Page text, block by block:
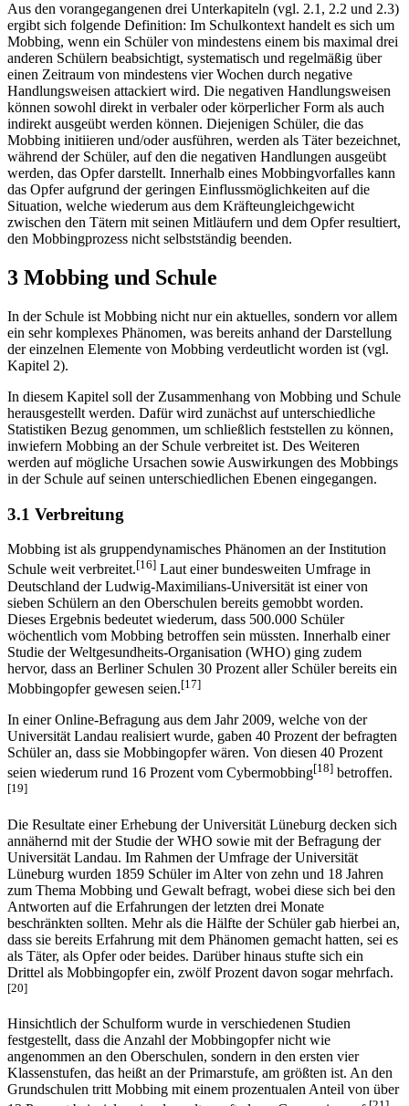
Aus den vorangegangenen drei Unterkapiteln (vgl. 2.1, 2.2 und 2.3)
ergibt sich folgende Definition: Im Schulkontext handelt es sich um
Mobbing, wenn ein Schüler von mindestens einem bis maximal drei
anderen Schülern beabsichtigt, systematisch und regelmäßig über
einen Zeitraum von mindestens vier Wochen durch negative
Handlungsweisen attackiert wird. Die negativen Handlungsweisen
können sowohl direkt in verbaler oder körperlicher Form als auch
indirekt ausgeübt werden können. Diejenigen Schüler, die das
Mobbing initiieren und/oder ausführen, werden als Täter bezeichnet,
während der Schüler, auf den die negativen Handlungen ausgeübt
werden, das Opfer darstellt. Innerhalb eines Mobbingvorfalles kann
das Opfer aufgrund der geringen Einflussmöglichkeiten auf die
Situation, welche wiederum aus dem Kräfteungleichgewicht
zwischen den Tätern mit seinen Mitläufern und dem Opfer resultiert,
den Mobbingprozess nicht selbstständig beenden.
3 Mobbing und Schule
In der Schule ist Mobbing nicht nur ein aktuelles, sondern vor allem
ein sehr komplexes Phänomen, was bereits anhand der Darstellung
der einzelnen Elemente von Mobbing verdeutlicht worden ist (vgl.
Kapitel 2).
In diesem Kapitel soll der Zusammenhang von Mobbing und Schule
herausgestellt werden. Dafür wird zunächst auf unterschiedliche
Statistiken Bezug genommen, um schließlich feststellen zu können,
inwiefern Mobbing an der Schule verbreitet ist. Des Weiteren
werden auf mögliche Ursachen sowie Auswirkungen des Mobbings
in der Schule auf seinen unterschiedlichen Ebenen eingegangen.
3.1 Verbreitung
Mobbing ist als gruppendynamisches Phänomen an der Institution
Schule weit verbreitet.[16] Laut einer bundesweiten Umfrage in
Deutschland der Ludwig-Maximilians-Universität ist einer von
sieben Schülern an den Oberschulen bereits gemobbt worden.
Dieses Ergebnis bedeutet wiederum, dass 500.000 Schüler
wöchentlich vom Mobbing betroffen sein müssten. Innerhalb einer
Studie der Weltgesundheits-Organisation (WHO) ging zudem
hervor, dass an Berliner Schulen 30 Prozent aller Schüler bereits ein
Mobbingopfer gewesen seien.[17]
In einer Online-Befragung aus dem Jahr 2009, welche von der
Universität Landau realisiert wurde, gaben 40 Prozent der befragten
Schüler an, dass sie Mobbingopfer wären. Von diesen 40 Prozent
seien wiederum rund 16 Prozent vom Cybermobbing[18] betroffen.
[19]
Die Resultate einer Erhebung der Universität Lüneburg decken sich
annähernd mit der Studie der WHO sowie mit der Befragung der
Universität Landau. Im Rahmen der Umfrage der Universität
Lüneburg wurden 1859 Schüler im Alter von zehn und 18 Jahren
zum Thema Mobbing und Gewalt befragt, wobei diese sich bei den
Antworten auf die Erfahrungen der letzten drei Monate
beschränkten sollten. Mehr als die Hälfte der Schüler gab hierbei an,
dass sie bereits Erfahrung mit dem Phänomen gemacht hatten, sei es
als Täter, als Opfer oder beides. Darüber hinaus stufte sich ein
Drittel als Mobbingopfer ein, zwölf Prozent davon sogar mehrfach.
[20]
Hinsichtlich der Schulform wurde in verschiedenen Studien
festgestellt, dass die Anzahl der Mobbingopfer nicht wie
angenommen an den Oberschulen, sondern in den ersten vier
Klassenstufen, das heißt an der Primarstufe, am größten ist. An den
Grundschulen tritt Mobbing mit einem prozentualen Anteil von über